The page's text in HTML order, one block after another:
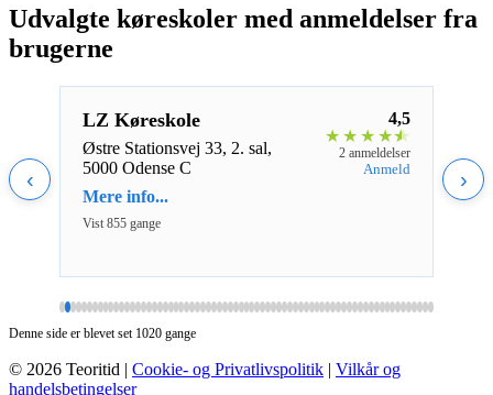
Udvalgte køreskoler med anmeldelser fra
brugerne
‹
LZ Køreskole
Østre Stationsvej 33, 2. sal,
5000 Odense C
Mere info...
Vist 855 gange
4,5
★ ★ ★ ★★
2 anmeldelser
Anmeld
kld,
›
Denne side er blevet set 1020 gange
© 2026 Teoritid | Cookie- og Privatlivspolitik | Vilkår og
handelsbetingelser